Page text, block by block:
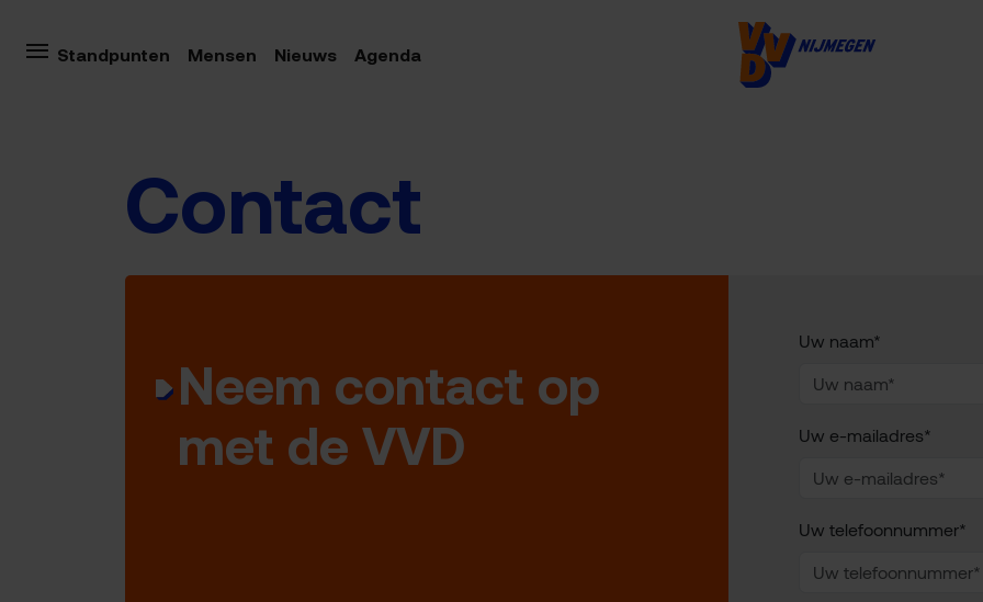
Standpunten Mensen Nieuws Agenda
Contact
Neem contact op
met de VVD
Uw naam*
Uw e-mailadres*
Uw telefoonnummer*